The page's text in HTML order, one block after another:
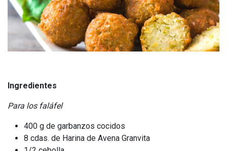
Ingredientes
Para los faláfel
400 g de garbanzos cocidos
8 cdas. de Harina de Avena Granvita